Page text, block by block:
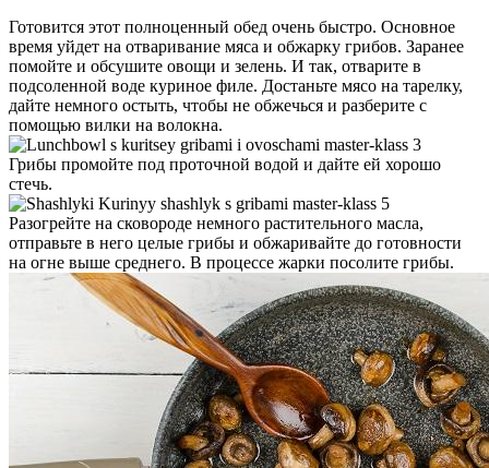
Готовится этот полноценный обед очень быстро. Основное
время уйдет на отваривание мяса и обжарку грибов. Заранее
помойте и обсушите овощи и зелень. И так, отварите в
подсоленной воде куриное филе. Достаньте мясо на тарелку,
дайте немного остыть, чтобы не обжечься и разберите с
помощью вилки на волокна.
Грибы промойте под проточной водой и дайте ей хорошо
стечь.
Разогрейте на сковороде немного растительного масла,
отправьте в него целые грибы и обжаривайте до готовности
на огне выше среднего. В процессе жарки посолите грибы.